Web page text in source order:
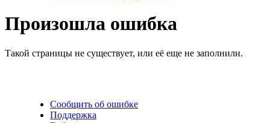
Произошла ошибка
Такой страницы не существует, или её еще не заполнили.
Сообщить об ошибке
Поддержка